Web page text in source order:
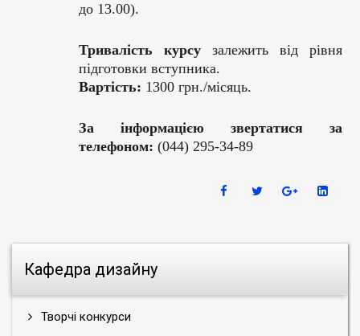
Кафедра дизайну
Творчі конкурси
до 13.00).
Тривалість курсузалежить від рівня
підготовки вступника.
Вартість: 1300 грн./місяць.
За інформацією звертатися за
телефоном: (044) 295-34-89